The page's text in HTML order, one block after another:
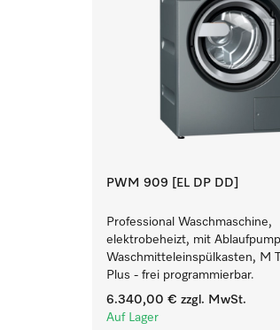
PWM 909 [EL DP DD]
Professional Waschmaschine,
elektrobeheizt, mit
Waschmitteleinspülkasten, M
Plus - frei programmierbar.
6.340,00 € zzgl. MwSt.
Auf Lager